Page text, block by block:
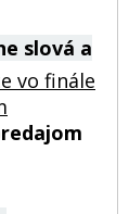
slová a
vo finále